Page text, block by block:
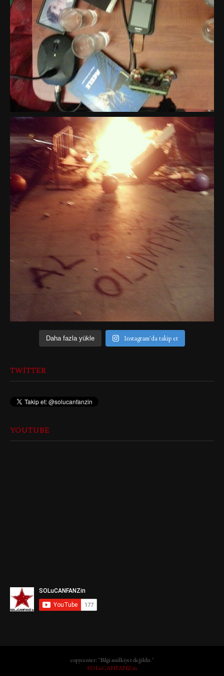
Daha fazla yükle Instagram'da takip et
TWITTER
YOUTUBE
copycenter: "Bilgi mülkiyet değildir."
SOLuCANFANZ.in